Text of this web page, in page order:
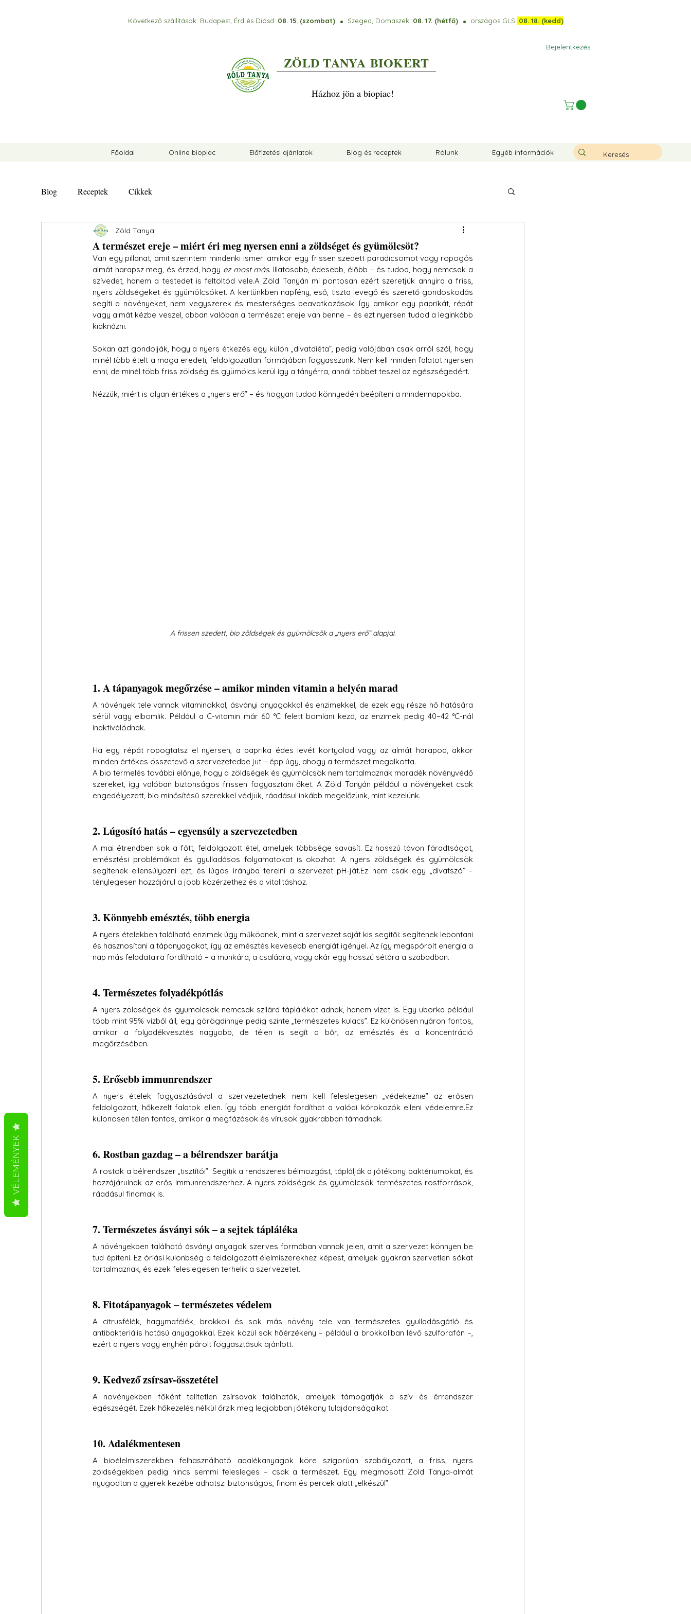
Következő szállítások: Budapest, Érd és Diósd: 08. 15. (szombat) ⚫️ Szeged, Domaszék: 08. 17. (hétfő) ⚫️ országos GLS: 08. 18. (kedd)
ZÖLD TANYA BIOKERT
Házhoz jön a biopiac!
Bejelentkezés
Főoldal Online biopiac Előfizetési ajánlatok Blog és receptek Rólunk Egyéb információk
Blog Receptek Cikkek
A természet ereje – miért éri meg nyersen enni a zöldséget és gyümölcsöt?
Zöld Tanya
Van egy pillanat, amit szerintem mindenki ismer: amikor egy frissen szedett paradicsomot vagy ropogós
almát harapsz meg, és érzed, hogy ez most más. Illatosabb, édesebb, élőbb – és tudod, hogy nemcsak a
szívedet, hanem a testedet is feltöltöd vele.A Zöld Tanyán mi pontosan ezért szeretjük annyira a friss,
nyers zöldségeket és gyümölcsöket. A kertünkben napfény, eső, tiszta levegő és szerető gondoskodás
segíti a növényeket, nem vegyszerek és mesterséges beavatkozások. Így amikor egy paprikát, répát
vagy almát kézbe veszel, abban valóban a természet ereje van benne – és ezt nyersen tudod a leginkább
kiaknázni.
Sokan azt gondolják, hogy a nyers étkezés egy külön „divatdiéta”, pedig valójában csak arról szól, hogy
minél több ételt a maga eredeti, feldolgozatlan formájában fogyasszunk. Nem kell minden falatot nyersen
enni, de minél több friss zöldség és gyümölcs kerül így a tányérra, annál többet teszel az egészségedért.
Nézzük, miért is olyan értékes a „nyers erő” – és hogyan tudod könnyedén beépíteni a mindennapokba.
A frissen szedett, bio zöldségek és gyümölcsök a „nyers erő” alapjai.
1. A tápanyagok megőrzése – amikor minden vitamin a helyén marad
A növények tele vannak vitaminokkal, ásványi anyagokkal és enzimekkel, de ezek egy része hő hatására
sérül vagy elbomlik. Például a C-vitamin már 60 °C felett bomlani kezd, az enzimek pedig 40–42 °C-nál
inaktiválódnak.
Ha egy répát ropogtatsz el nyersen, a paprika édes levét kortyolod vagy az almát harapod, akkor
minden értékes összetevő a szervezetedbe jut – épp úgy, ahogy a természet megalkotta.
A bio termelés további előnye, hogy a zöldségek és gyümölcsök nem tartalmaznak maradék növényvédő
szereket, így valóban biztonságos frissen fogyasztani őket. A Zöld Tanyán például a növényeket csak
engedélyezett, bio minősítésű szerekkel védjük, ráadásul inkább megelőzünk, mint kezelünk.
2. Lúgosító hatás – egyensúly a szervezetedben
A mai étrendben sok a főtt, feldolgozott étel, amelyek többsége savasít. Ez hosszú távon fáradtságot,
emésztési problémákat és gyulladásos folyamatokat is okozhat. A nyers zöldségek és gyümölcsök
segítenek ellensúlyozni ezt, és lúgos irányba terelni a szervezet pH-ját.Ez nem csak egy „divatszó” –
ténylegesen hozzájárul a jobb közérzethez és a vitalitáshoz.
3. Könnyebb emésztés, több energia
A nyers ételekben található enzimek úgy működnek, mint a szervezet saját kis segítői: segítenek lebontani
és hasznosítani a tápanyagokat, így az emésztés kevesebb energiát igényel. Az így megspórolt energia a
nap más feladataira fordítható – a munkára, a családra, vagy akár egy hosszú sétára a szabadban.
4. Természetes folyadékpótlás
A nyers zöldségek és gyümölcsök nemcsak szilárd táplálékot adnak, hanem vizet is. Egy uborka például
több mint 95% vízből áll, egy görögdinnye pedig szinte „természetes kulacs”. Ez különösen nyáron fontos,
amikor a folyadékvesztés nagyobb, de télen is segít a bőr, az emésztés és a koncentráció
megőrzésében.
5. Erősebb immunrendszer
A nyers ételek fogyasztásával a szervezetednek nem kell feleslegesen „védekeznie” az erősen
feldolgozott, hőkezelt falatok ellen. Így több energiát fordíthat a valódi kórokozók elleni védelemre.Ez
különösen télen fontos, amikor a megfázások és vírusok gyakrabban támadnak.
6. Rostban gazdag – a bélrendszer barátja
A rostok a bélrendszer „tisztítói”. Segítik a rendszeres bélmozgást, táplálják a jótékony baktériumokat, és
hozzájárulnak az erős immunrendszerhez. A nyers zöldségek és gyümölcsök természetes rostforrások,
ráadásul finomak is.
7. Természetes ásványi sók – a sejtek tápláléka
A növényekben található ásványi anyagok szerves formában vannak jelen, amit a szervezet könnyen be
tud építeni. Ez óriási különbség a feldolgozott élelmiszerekhez képest, amelyek gyakran szervetlen sókat
tartalmaznak, és ezek feleslegesen terhelik a szervezetet.
8. Fitotápanyagok – természetes védelem
A citrusfélék, hagymafélék, brokkoli és sok más növény tele van természetes gyulladásgátló és
antibakteriális hatású anyagokkal. Ezek közül sok hőérzékeny – például a brokkoliban lévő szulforafán –,
ezért a nyers vagy enyhén párolt fogyasztásuk ajánlott.
9. Kedvező zsírsav-összetétel
A növényekben főként telítetlen zsírsavak találhatók, amelyek támogatják a szív és érrendszer
egészségét. Ezek hőkezelés nélkül őrzik meg legjobban jótékony tulajdonságaikat.
10. Adalékmentesen
A bioélelmiszerekben felhasználható adalékanyagok köre szigorúan szabályozott, a friss, nyers
zöldségekben pedig nincs semmi felesleges – csak a természet. Egy megmosott Zöld Tanya-almát
nyugodtan a gyerek kezébe adhatsz: biztonságos, finom és percek alatt „elkészül”.
VÉLEMÉNYEK